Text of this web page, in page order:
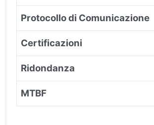
Protocollo di Comunicazione
Certificazioni
Ridondanza
MTBF